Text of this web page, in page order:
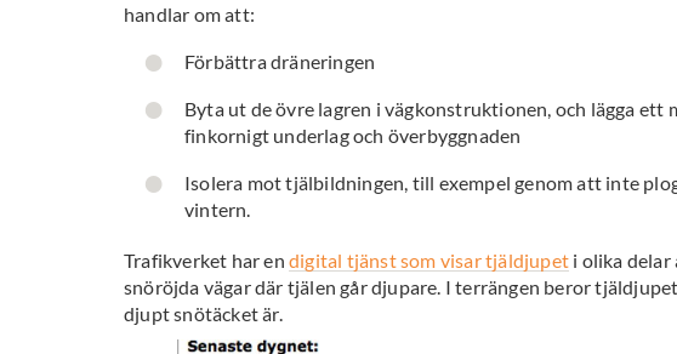
handlar om att:
Förbättra dräneringen
Byta ut de övre lagren i vägkonstruktionen, och lägga
finkornigt underlag och överbyggnaden
Isolera mot tjälbildningen, till exempel genom att inte
vintern.
Trafikverket har en digital tjänst som visar tjäldjupet i olika delar
snöröjda vägar där tjälen går djupare. I terrängen beror
djupt snötäcket är.